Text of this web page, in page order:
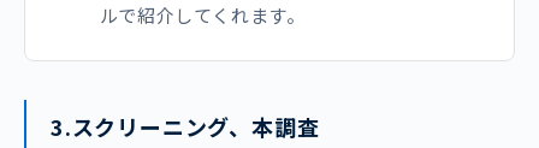
ルで紹介してくれます。
3.スクリーニング、本調査